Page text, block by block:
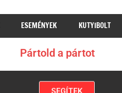
ESEMÉNYEK KUTYIBOLT
Pártold a pártot
SEGÍTEK